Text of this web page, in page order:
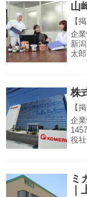
山
【
企
新
太
株
【
企
役
ミ